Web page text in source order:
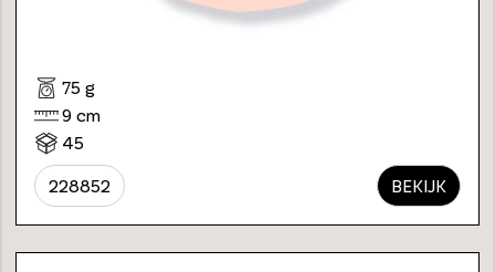
75 g
9 cm
45
228852 BEKIJK